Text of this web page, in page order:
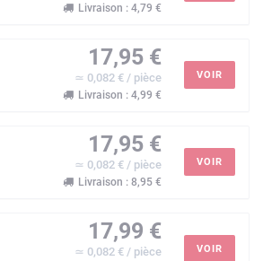
Livraison : 4,79 €
17,95 €
≃ 0,082 € / pièce
Livraison : 4,99 €
VOIR
17,95 €
≃ 0,082 € / pièce
Livraison : 8,95 €
VOIR
17,99 €
≃ 0,082 € / pièce VOIR